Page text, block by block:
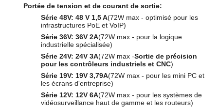
Portée de tension et de courant de sortie:
Série 48V: 48 V 1,5 A(72W max - optimisé pour les
infrastructures PoE et VoIP)
Série 36V: 36V 2A(72W max - pour la logique
industrielle spécialisée)
Série 24V: 24V 3A(72W max -Sortie de précision
pour les contrôleurs industriels et CNC)
Série 19V: 19V 3,79A(72W max - pour les mini PC et
les écrans d'entreprise)
Série 12V: 12V 6A(72W max - pour les systèmes de
vidéosurveillance haut de gamme et les routeurs)